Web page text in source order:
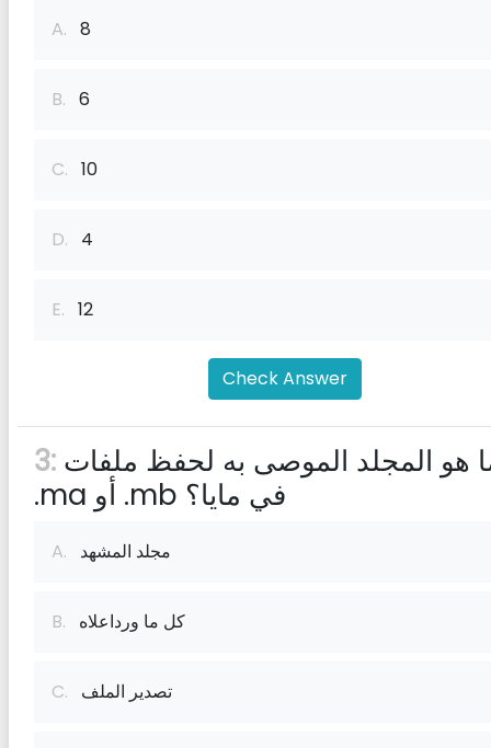
A. 8
B. 6
C. 10
D. 4
E. 12
Check Answer
3:
.ma أو .mb في مايا؟
A. مجلد المشهد
B. كل ما ورداعلاه
C. تصدير الملف